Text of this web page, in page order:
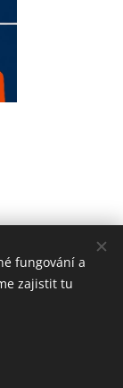
fungování a
zajistit tu